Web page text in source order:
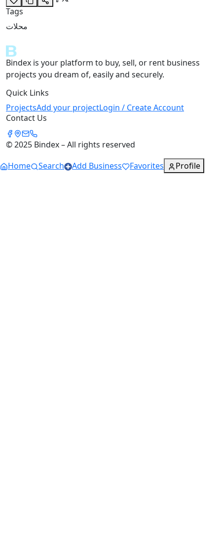
Tags
محلات
Bindex is your platform to buy, sell, or rent business
projects you dream of, easily and securely.
Quick Links
ProjectsAdd your projectLogin / Create Account
Contact Us
© 2025 Bindex – All rights reserved
Home
Search Add Business Favorites Profile